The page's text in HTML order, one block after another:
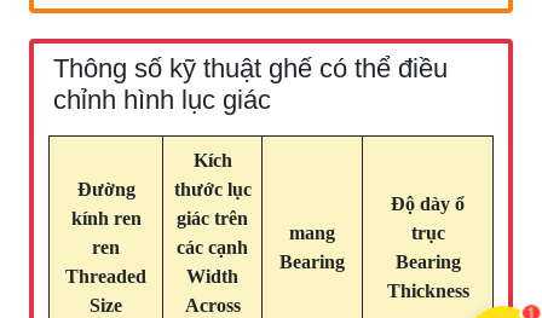
Thông số kỹ thuật ghế có thể điều
chỉnh hình lục giác
Đường
kính ren
ren
Threaded
Size
Kích
thước lục
giác trên
các cạnh
Width
Across
mang
Bearing
Độ dày ổ
trục
Bearing
Thickness
1